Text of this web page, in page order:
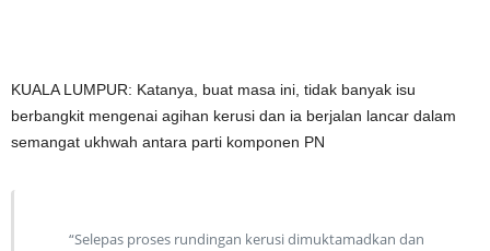
KUALA LUMPUR: Katanya, buat masa ini, tidak banyak isu
berbangkit mengenai agihan kerusi dan ia berjalan lancar dalam
semangat ukhwah antara parti komponen PN
“Selepas proses rundingan kerusi dimuktamadkan dan